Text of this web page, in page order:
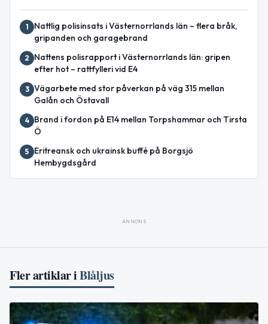
1
Nattlig polisinsats i Västernorrlands län – flera bråk,
gripanden och garagebrand
2
Nattens polisrapport i Västernorrlands län: gripen
efter hot – rattfylleri vid E4
3 Vägarbete med stor påverkan på väg 315 mellan
Galån och Östavall
4
Brand i fordon på E14 mellan Torpshammar och Tirsta
Ö
5
Eritreansk och ukrainsk buffé på Borgsjö
Hembygdsgård
ANNONS
Fler artiklar iBlåljus